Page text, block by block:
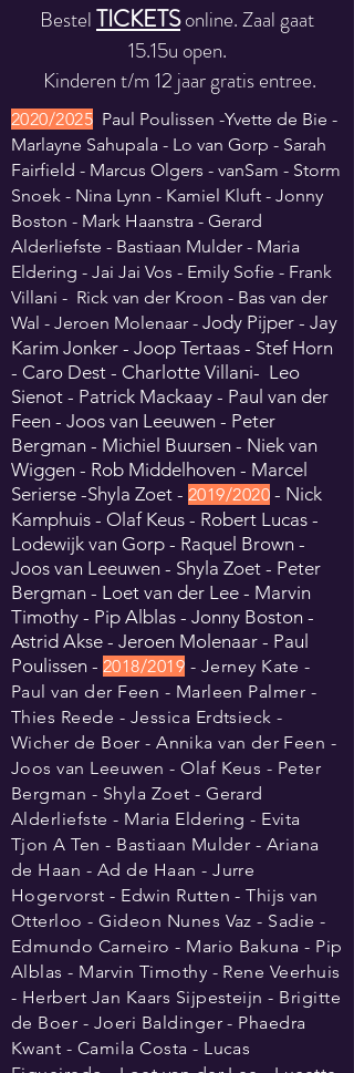
BestelTICKETSonline. Zaal gaat
15.15u open.
Kinderen t/m 12 jaar gratis entree.
2020/2025 Paul Poulissen -Yvette de Bie -
Marlayne Sahupala - Lo van Gorp - Sarah
Fairfield - Marcus Olgers - vanSam - Storm
Snoek - Nina Lynn - Kamiel Kluft - Jonny
Boston - Mark Haanstra - Gerard
Alderliefste - Bastiaan Mulder - Maria
Eldering - Jai Jai Vos - Emily Sofie - Frank
Villani - Rick van der Kroon - Bas van der
Wal - Jeroen Molenaar - Jody Pijper - Jay
Karim Jonker - Joop Tertaas - Stef Horn
- Caro Dest - Charlotte Villani- Leo
Sienot - Patrick Mackaay - Paul van der
Feen - Joos van Leeuwen - Peter
Bergman - Michiel Buursen - Niek van
Wiggen - Rob Middelhoven - Marcel
Serierse -Shyla Zoet - 2019/2020 - Nick
Kamphuis - Olaf Keus - Robert Lucas -
Lodewijk van Gorp - Raquel Brown -
Joos van Leeuwen - Shyla Zoet - Peter
Bergman - Loet van der Lee - Marvin
Timothy - Pip Alblas - Jonny Boston -
Astrid Akse - Jeroen Molenaar - Paul
Poulissen - 2018/2019 - Jerney Kate -
Paul van der Feen - Marleen Palmer -
Thies Reede - Jessica Erdtsieck -
Wicher de Boer - Annikavan der Feen -
Joos van Leeuwen - Olaf Keus - Peter
Bergman - Shyla Zoet - Gerard
Alderliefste - Maria Eldering - Evita
Tjon A Ten - Bastiaan Mulder - Ariana
de Haan - Ad de Haan - Jurre
Hogervorst - Edwin Rutten - Thijs van
Otterloo - Gideon Nunes Vaz - Sadie -
Edmundo Carneiro - Mario Bakuna - Pip
Alblas - Marvin Timothy - Rene Veerhuis
- Herbert Jan Kaars Sijpesteijn - Brigitte
de Boer - Joeri Baldinger - Phaedra
Kwant - Camila Costa - Lucas